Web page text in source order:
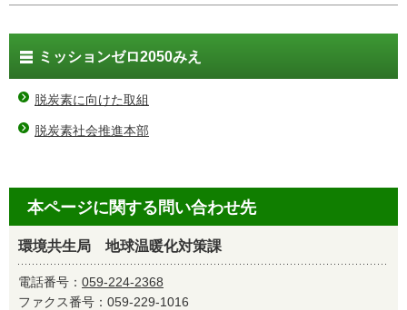
ミッションゼロ2050みえ
脱炭素に向けた取組
脱炭素社会推進本部
本ページに関する問い合わせ先
環境共生局 地球温暖化対策課
電話番号： 059-224-2368
ファクス番号：059-229-1016